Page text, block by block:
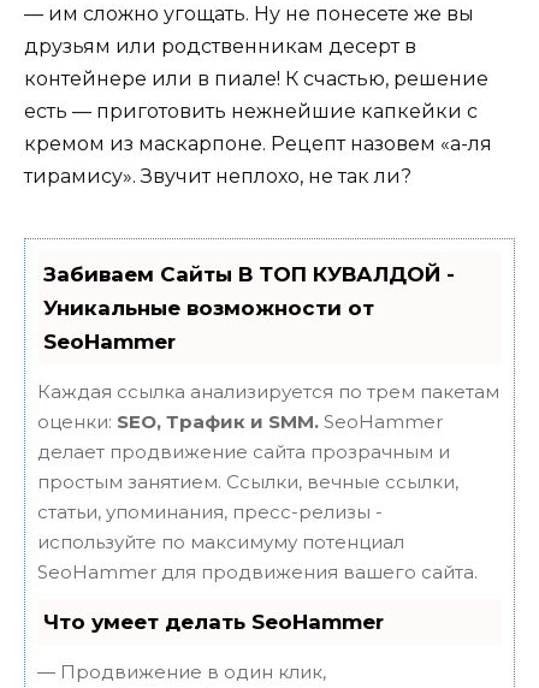
— им сложно угощать. Ну не понесете же вы
друзьям или родственникам десерт в
контейнере или в пиале! К счастью, решение
есть — приготовить нежнейшие капкейки с
кремом из маскарпоне. Рецепт назовем «а-ля
тирамису». Звучит неплохо, не так ли?
Забиваем Сайты В ТОП КУВАЛДОЙ -
Уникальные возможности от
SeoHammer
Каждая ссылка анализируется по трем пакетам
оценки: SEO, Трафик и SMM. SeoHammer
делает продвижение сайта прозрачным и
простым занятием. Ссылки, вечные ссылки,
статьи, упоминания, пресс-релизы -
используйте по максимуму потенциал
SeoHammer для продвижения вашего сайта.
Что умеет делать SeoHammer
— Продвижение в один клик,